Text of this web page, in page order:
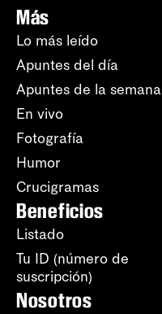
Más
Lo más leído
Apuntes del día
Apuntes de la semana
En vivo
Fotografía
Humor
Crucigramas
Beneficios
Listado
Tu ID (número de
suscripción)
Nosotros